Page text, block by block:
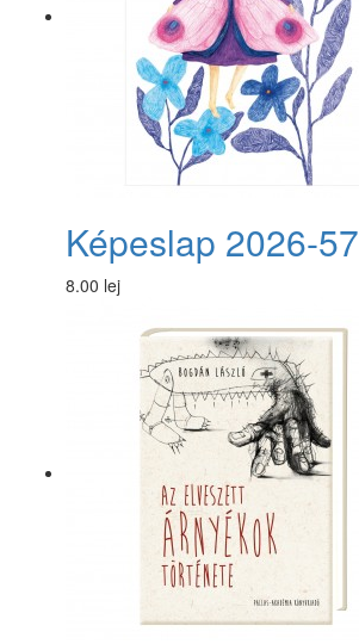
Képeslap 2026-57
8.00 lej